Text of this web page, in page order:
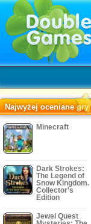
Najwyżej oceniane gry
Minecraft
Dark Strokes:
The Legend of
Snow Kingdom.
Collector's
Edition
Jewel Quest